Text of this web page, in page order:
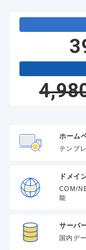
ホーム
テンプ
ドメイ
COM/
能
サーバ
国内デ